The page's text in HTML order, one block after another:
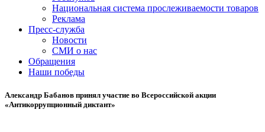
Национальная система прослеживаемости товаров
Реклама
Пресс-служба
Новости
СМИ о нас
Обращения
Наши победы
Александр Бабанов принял участие во Всероссийской акции
«Антикоррупционный диктант»